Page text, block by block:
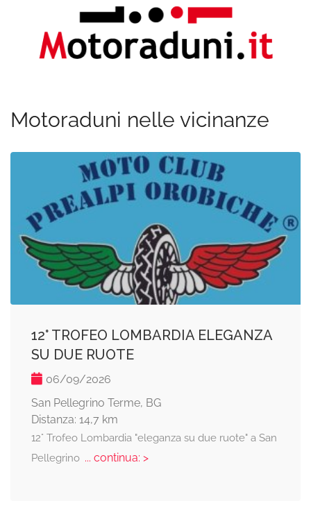
Motoraduni nelle vicinanze
12° TROFEO LOMBARDIA ELEGANZA
SU DUE RUOTE
06/09/2026
San Pellegrino Terme, BG
Distanza: 14,7 km
12° Trofeo Lombardia "eleganza su due ruote" a San
Pellegrino... continua: >